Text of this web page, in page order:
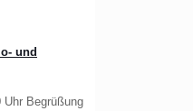
und
Uhr Begrüßung